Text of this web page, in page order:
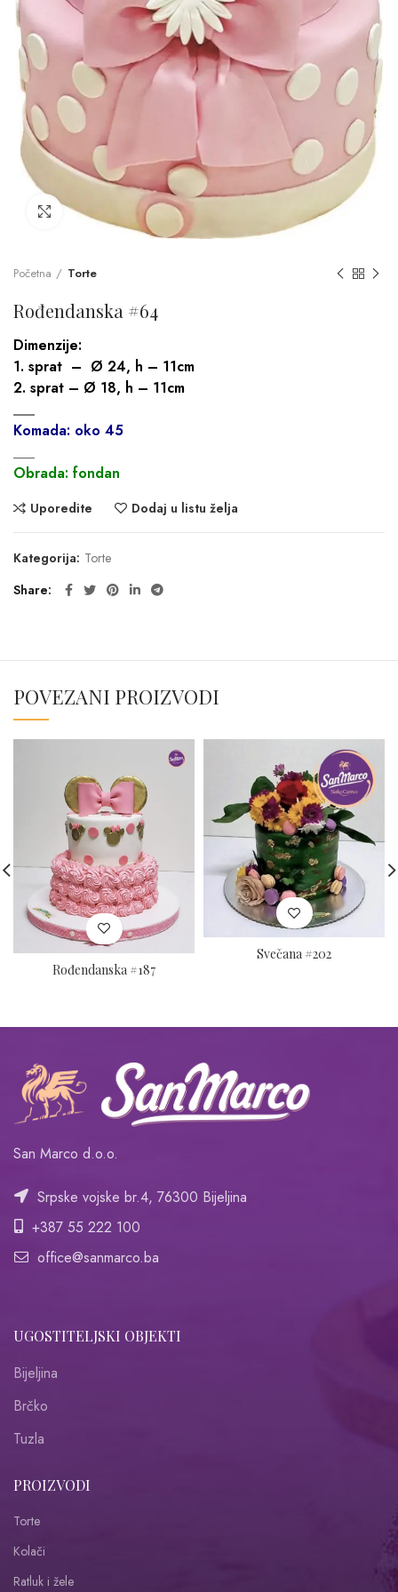
Click to enlarge
Početna Torte
Rođendanska #64
Dimenzije:
1. sprat – Ø 24, h – 11cm
2. sprat – Ø 18, h – 11cm
___
Komada: oko 45
Obrada: fondan
Uporedite Dodaj u listu želja
Kategorija: Torte
Share
POVEZANI PROIZVODI
Rođendanska #187
Svečana #202
San Marco d.o.o.
Srpske vojske br.4, 76300 Bijeljina
+387 55 222 100
office@sanmarco.ba
UGOSTITELJSKI OBJEKTI
Bijeljina
Brčko
Tuzla
PROIZVODI
Torte
Kolači
Ratluk i žele